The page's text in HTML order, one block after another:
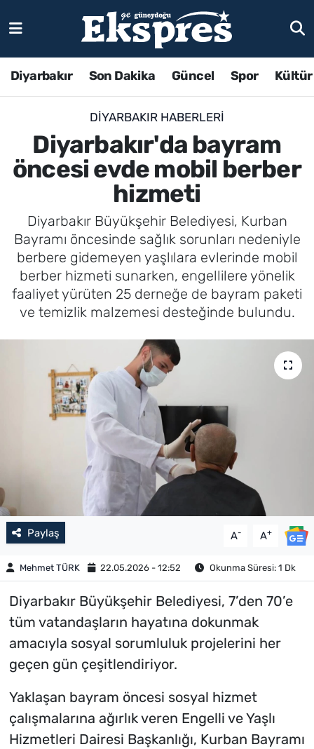
Diyarbakır Son Dakika Güncel Spor
DIYARBAKIR HABERLERI
Diyarbakır'da bayram
öncesi evde mobil berber
hizmeti
Diyarbakır Büyükşehir Belediyesi, Kurban
Bayramı öncesinde sağlık sorunları nedeniyle
berbere gidemeyen yaşlılara evlerinde mobil
berber hizmeti sunarken, engellilere yönelik
faaliyet yürüten 25 derneğe de bayram paketi
ve temizlik malzemesi desteğinde bulundu.
Paylaş A- A+
Mehmet TÜRK 22.05.2026 - 12:52 Okunma Süresi: 1 Dk
Diyarbakır Büyükşehir Belediyesi, 7’den 70’e
tüm vatandaşların hayatına dokunmak
amacıyla sosyal sorumluluk projelerini her
geçen gün çeşitlendiriyor.
Yaklaşan bayram öncesi sosyal hizmet
çalışmalarına ağırlık veren Engelli ve Yaşlı
Hizmetleri Dairesi Başkanlığı, Kurban Bayramı